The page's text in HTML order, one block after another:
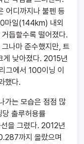
어디까지나 불펜 등
마일(144km) 내외
듭할수록 떨어졌다.
나마 준수했지만, 트
게 낮아졌다. 2015년
그에서 100이닝 이
했다.
가는 모습은 점점 많
출루허용률
을 그렸다. 2012년
까지 올랐으며